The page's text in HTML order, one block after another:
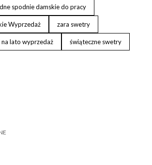
spodnie damskie do pracy
Wyprzedaż zara swetry
na lato wyprzedaż świąteczne swetry